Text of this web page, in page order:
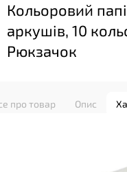
Кольоровий
аркушів, 10
Рюкзачок
про товар Опис